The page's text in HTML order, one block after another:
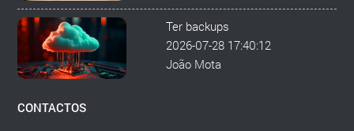
Ter backups
2026-07-28 17:40:12
João Mota
CONTACTOS